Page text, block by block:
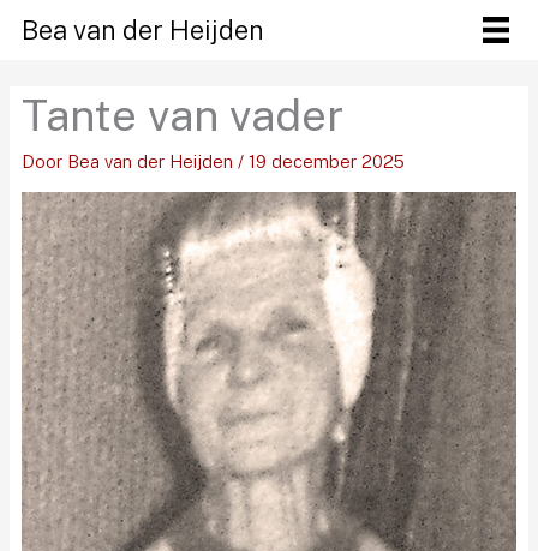
naar
inhoud
Bea van der Heijden
Tante van vader
Door Bea van der Heijden / 19 december 2025